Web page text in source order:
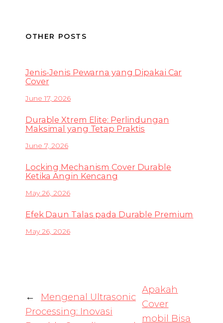
OTHER POSTS
Jenis-Jenis Pewarna yang Dipakai Car
Cover
June 17, 2026
Durable Xtrem Elite: Perlindungan
Maksimal yang Tetap Praktis
June 7, 2026
Locking Mechanism Cover Durable
Ketika Angin Kencang
May 26, 2026
Efek Daun Talas pada Durable Premium
May 26, 2026
←
Mengenal Ultrasonic
Processing: Inovasi
Apakah
Cover
mobil Bisa